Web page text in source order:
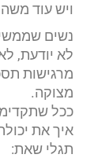
ויש עוד
נשים
לא יודעת,
מרגישות
מצוקה.
ככל
איך את
תגלי שאת: